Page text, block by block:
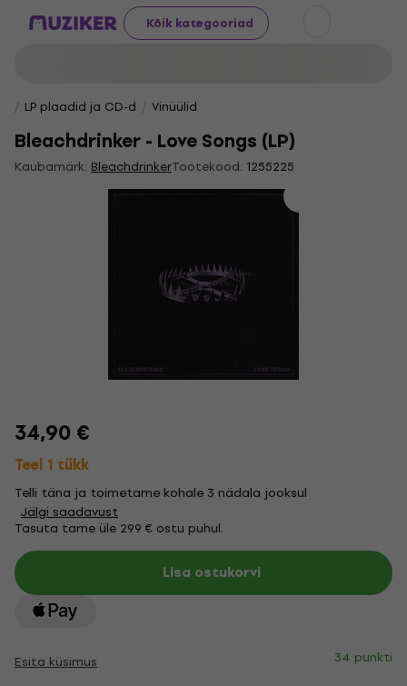
Kõik kategooriad
LP plaadid ja CD-d Vinüülid
Bleachdrinker - Love Songs (LP)
Kaubamärk: BleachdrinkerTootekood: 1255225
34,90 €
Teel 1 tükk
Telli täna ja toimetame kohale 3 nädala jooksul
Jälgi saadavust
Tasuta tarne üle 299 € ostu puhul.
Lisa ostukorvi
Esita küsimus 34 punkti